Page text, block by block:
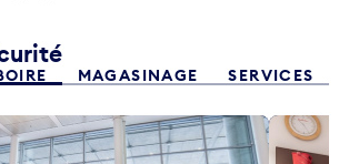
MAGASINAGE SERVICES